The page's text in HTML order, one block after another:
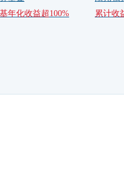
年化收益超100%
累计收